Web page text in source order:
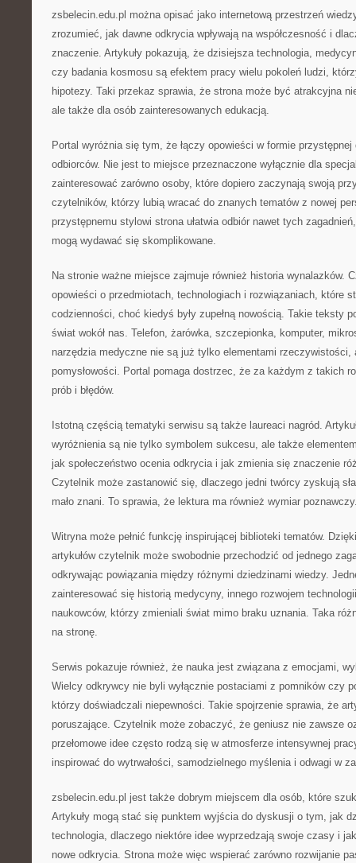
zsbelecin.edu.pl można opisać jako internetową przestrzeń
zrozumieć, jak dawne odkrycia wpływają na współczesność i
znaczenie. Artykuły pokazują, że dzisiejsza technologia,
czy badania kosmosu są efektem pracy wielu pokoleń ludzi,
hipotezy. Taki przekaz sprawia, że strona może być atrakcyjna
ale także dla osób zainteresowanych edukacją.
Portal wyróżnia się tym, że łączy opowieści w formie przystępnej
odbiorców. Nie jest to miejsce przeznaczone wyłącznie dla
zainteresować zarówno osoby, które dopiero zaczynają swoją
czytelników, którzy lubią wracać do znanych tematów z nowej
przystępnemu stylowi strona ułatwia odbiór nawet tych
mogą wydawać się skomplikowane.
Na stronie ważne miejsce zajmuje również historia wynalazków.
opowieści o przedmiotach, technologiach i rozwiązaniach, które
codzienności, choć kiedyś były zupełną nowością. Takie teksty
świat wokół nas. Telefon, żarówka, szczepionka, komputer,
narzędzia medyczne nie są już tylko elementami rzeczywistości,
pomysłowości. Portal pomaga dostrzec, że za każdym z takich
prób i błędów.
Istotną częścią tematyki serwisu są także laureaci nagród.
wyróżnienia są nie tylko symbolem sukcesu, ale także
jak społeczeństwo ocenia odkrycia i jak zmienia się znaczenie
Czytelnik może zastanowić się, dlaczego jedni twórcy zyskują
mało znani. To sprawia, że lektura ma również wymiar
Witryna może pełnić funkcję inspirującej biblioteki tematów.
artykułów czytelnik może swobodnie przechodzić od jednego
odkrywając powiązania między różnymi dziedzinami wiedzy.
zainteresować się historią medycyny, innego rozwojem
naukowców, którzy zmieniali świat mimo braku uznania. Taka
na stronę.
Serwis pokazuje również, że nauka jest związana z emocjami,
Wielcy odkrywcy nie byli wyłącznie postaciami z pomników czy
którzy doświadczali niepewności. Takie spojrzenie sprawia, że
poruszające. Czytelnik może zobaczyć, że geniusz nie zawsze
przełomowe idee często rodzą się w atmosferze intensywnej
inspirować do wytrwałości, samodzielnego myślenia i odwagi w
zsbelecin.edu.pl jest także dobrym miejscem dla osób, które
Artykuły mogą stać się punktem wyjścia do dyskusji o tym, jak
technologia, dlaczego niektóre idee wyprzedzają swoje czasy i
nowe odkrycia. Strona może więc wspierać zarówno rozwijanie